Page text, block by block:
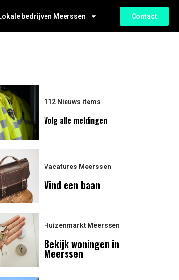
bedrijven Meerssen Contact
112 Nieuws items
Volg alle meldingen
Vacatures Meerssen
Vind een baan
Huizenmarkt Meerssen
Bekijk woningen in
Meerssen